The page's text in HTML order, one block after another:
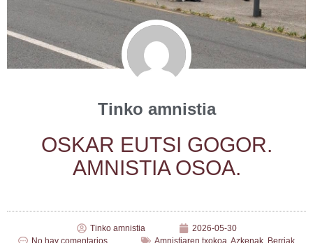
Tinko amnistia
OSKAR EUTSI GOGOR.
AMNISTIA OSOA.
Tinko amnistia
2026-05-30
No hay comentarios
Amnistiaren txokoa,Azkenak, Berriak